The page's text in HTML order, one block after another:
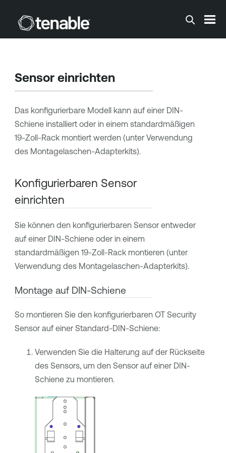
Zum Hauptinhalt springen
Sensor einrichten
Das konfigurierbare Modell kann auf einer DIN-
Schiene installiert oder in einem standardmäßigen
19-Zoll-Rack montiert werden (unter Verwendung
des Montagelaschen-Adapterkits).
Konfigurierbaren Sensor
einrichten
Sie können den konfigurierbaren Sensor entweder
auf einer DIN-Schiene oder in einem
standardmäßigen 19-Zoll-Rack montieren (unter
Verwendung des Montagelaschen-Adapterkits).
Montage auf DIN-Schiene
So montieren Sie den konfigurierbaren OT Security
Sensor auf einer Standard-DIN-Schiene:
Verwenden Sie die Halterung auf der Rückseite
des Sensors, um den Sensor auf einer DIN-
Schiene zu montieren.